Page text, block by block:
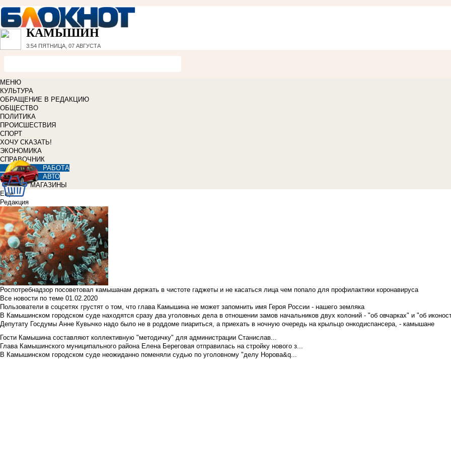
КАМЫШИН
3:54 ПЯТНИЦА, 07 АВГУСТА
МЕНЮ
КУЛЬТУРА
ОБРАЩЕНИЕ В РЕДАКЦИЮ
ОБЩЕСТВО
ПОЛИТИКА
ПРОИСШЕСТВИЯ
СПОРТ
ХОЧУ СКАЗАТЬ!
ЭКОНОМИКА
СПРАВОЧНИК
РАБОТА
АВТО
МАГАЗИНЫ
Еще
Редакция
Роспотребнадзор посоветовал камышанам держать в чистоте гаджеты и не касаться лица чем попало для профилактики коронавируса
Все новости по теме 01.02.2020
Пользователи в соцсетях грустят о том, что глава Камышина не может запомнить имя Героя России - нашего земляка
В Камышинском городском суде находятся сразу два уголовных дела в отношении замов начальников двух колоний - "об овчарках" и "об
Депутату Госдумы Анне Кувычко надо было не в роддоме пиариться, а приехать в ночную очередь на крыльцо онкодиспансера, - камышане
Гости Камышина составляют коллективную "методичку" для администрации Станислав...
Глава Камышинского муниципального района Елена Береговая отправилась на стройку нового з...
В Камышинском городском суде неожиданно поменяли судью по уголовному "делу Норова&q...